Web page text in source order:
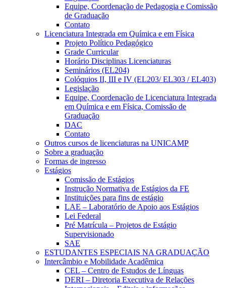
Equipe, Coordenação de Pedagogia e Comissão
de Graduação
Contato
Licenciatura Integrada em Química e em Física
Projeto Político Pedagógico
Grade Curricular
Horário Disciplinas Licenciaturas
Seminários (EL204)
Colóquios II, III e IV (EL203/ EL303 / EL403)
Legislação
Equipe, Coordenação de Licenciatura Integrada
em Química e em Física, Comissão de
Graduação
DAC
Contato
Outros cursos de licenciaturas na UNICAMP
Sobre a graduação
Formas de ingresso
Estágios
Comissão de Estágios
Instrução Normativa de Estágios da FE
Instituições para fins de estágio
LAE – Laboratório de Apoio aos Estágios
Lei Federal
Pré Matrícula – Projetos de Estágio
Supervisionado
SAE
ESTUDANTES ESPECIAIS NA GRADUAÇÃO
Intercâmbio e Mobilidade Acadêmica
CEL – Centro de Estudos de Línguas
DERI – Diretoria Executiva de Relações